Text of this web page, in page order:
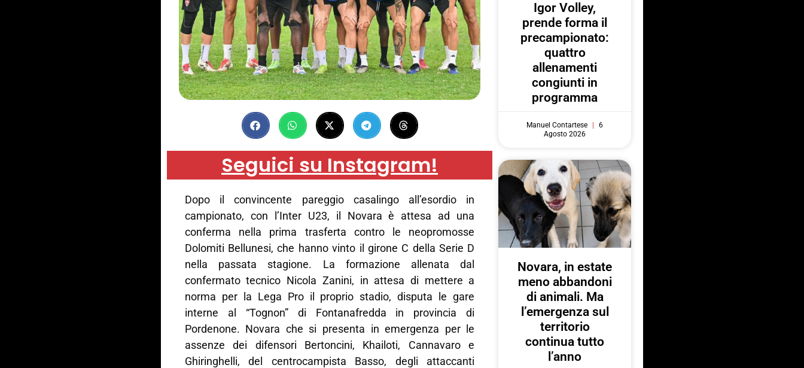
Seguici su Instagram!
Dopo il convincente pareggio casalingo all’esordio in
campionato, con l’Inter U23, il Novara è attesa ad una
conferma nella prima trasferta contro le neopromosse
Dolomiti Bellunesi, che hanno vinto il girone C della Serie D
nella passata stagione. La formazione allenata dal
confermato tecnico Nicola Zanini, in attesa di mettere a
norma per la Lega Pro il proprio stadio, disputa le gare
interne al “Tognon” di Fontanafredda in provincia di
Pordenone. Novara che si presenta in emergenza per le
assenze dei difensori Bertoncini, Khailoti, Cannavaro e
Ghiringhelli, del centrocampista Basso, degli attaccanti
Igor Volley,
prende forma il
precampionato:
quattro
allenamenti
congiunti in
programma
Manuel Contartese
6
Agosto 2026
Novara, in estate
meno abbandoni
di animali. Ma
l’emergenza sul
territorio
continua tutto
l’anno